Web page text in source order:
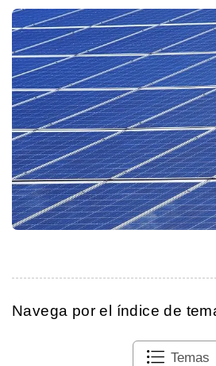
Navega por el índice de
Temas